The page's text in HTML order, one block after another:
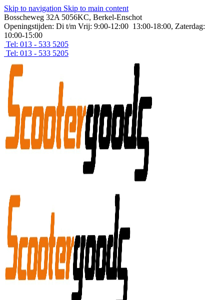
Skip to navigation Skip to main content
Bosscheweg 32A 5056KC, Berkel-Enschot
Openingstijden: Di t/m Vrij: 9:00-12:00 13:00-18:00, Zaterdag:
10:00-15:00
Tel: 013 - 533 5205
Tel: 013 - 533 5205